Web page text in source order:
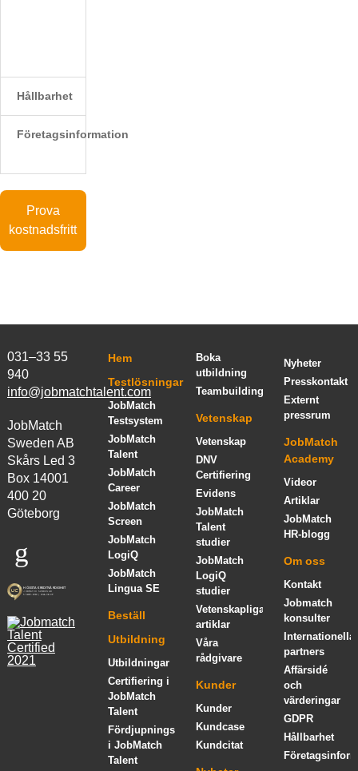
Hållbarhet
Företagsinformation
Prova
kostnadsfritt
031–33 55
940
info@jobmatchtalent.com
JobMatch
Sweden AB
Skårs Led 3
Box 14001
400 20
Göteborg
Hem
Testlösningar
JobMatch
Testsystem
JobMatch
Talent
JobMatch
Career
JobMatch
Screen
JobMatch
LogiQ
JobMatch
Lingua SE
Beställ
Utbildning
Utbildningar
Certifiering i
JobMatch
Talent
Fördjupningskurs
i JobMatch
Talent
Boka
utbildning
Teambuilding
Vetenskap
Vetenskap
DNV
Certifiering
Evidens
JobMatch
Talent
studier
JobMatch
LogiQ
studier
Vetenskapliga
artiklar
Våra
rådgivare
Kunder
Kunder
Kundcase
Kundcitat
Nyheter
Presskontakt
Externt
pressrum
JobMatch
Academy
Videor
Artiklar
JobMatch
HR-blogg
Om oss
Kontakt
Jobmatch
konsulter
Internationella
partners
Affärsidé
och
värderingar
GDPR
Hållbarhet